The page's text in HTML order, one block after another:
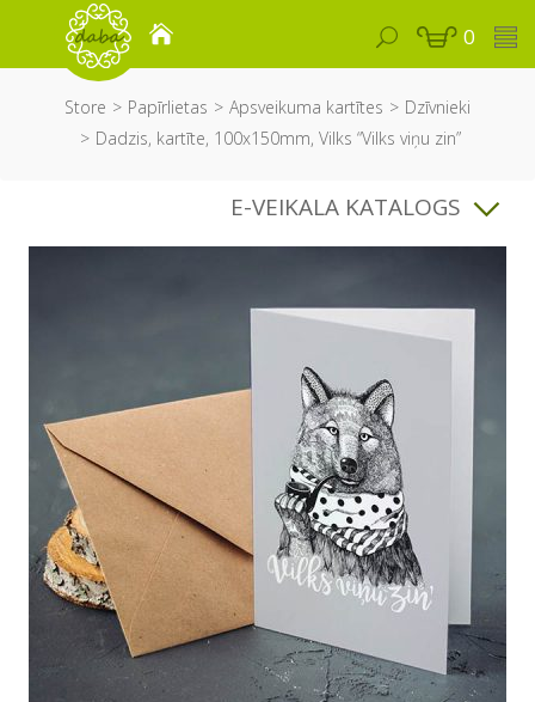
0
Store Papīrlietas Apsveikuma kartītes
Dzīvnieki
Dadzis, kartīte, 100x150mm, Vilks “Vilks viņu zin”
E-VEIKALA KATALOGS